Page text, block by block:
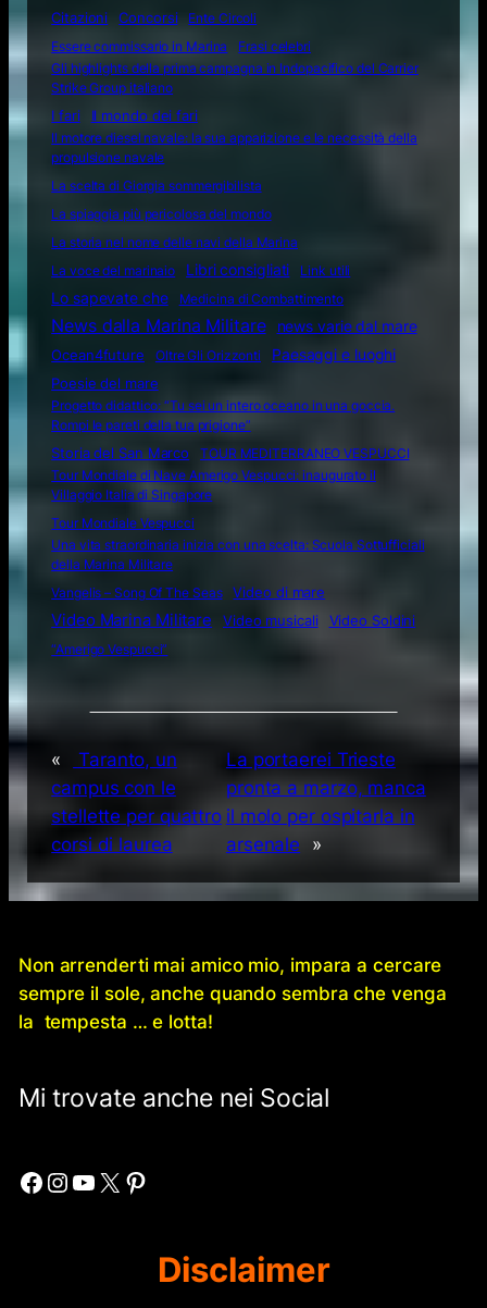
Citazioni
Concorsi
Ente Circoli
Essere commissario in Marina
Frasi celebri
Gli highlights della prima campagna in Indopacifico del Carrier
Strike Group italiano
I fari
Il mondo dei fari
Il motore diesel navale: la sua apparizione e le necessità della
propulsione navale
La scelta di Giorgia sommergibilista
La spiaggia più pericolosa del mondo
La storia nel nome delle navi della Marina
La voce del marinaio
Libri consigliati Link utili
Lo sapevate che Medicina di Combattimento
News dalla Marina Militare
news varie dal mare
Ocean4future
Oltre Gli Orizzonti
Paesaggi e luoghi
Poesie del mare
Progetto didattico: “Tu sei un intero oceano in una goccia.
Rompi le pareti della tua prigione”
Storia del San Marco
TOUR MEDITERRANEO VESPUCCI
Tour Mondiale di Nave Amerigo Vespucci: inaugurato il
Villaggio Italia di Singapore
Tour Mondiale Vespucci
Una vita straordinaria inizia con una scelta: Scuola Sottufficiali
della Marina Militare
Vangelis – Song Of The Seas
Video di mare
Video Marina Militare Video musicali
Video Soldini
“Amerigo Vespucci”
«
Taranto, un
campus con le
stellette per quattro
corsi di laurea
La portaerei Trieste
pronta a marzo, manca
il molo per ospitarla in
arsenale
»
Non arrenderti mai amico mio, impara a cercare
sempre il sole, anche quando sembra che venga
la tempesta … e lotta!
Mi trovate anche nei Social
Facebook Instagram YouTube X Pinterest
Disclaimer